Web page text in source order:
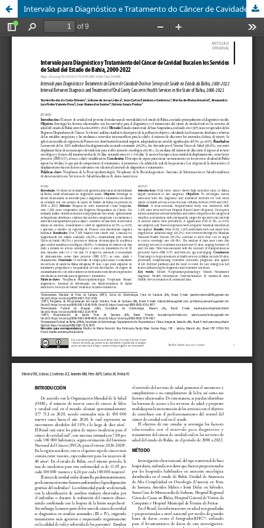
Intervalo para Diagnóstico e Tratamento do Câncer de Cavidade Oral nos Serviços de Saúde no Estado da Bahia, 2000-2022